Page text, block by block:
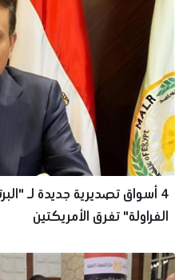
4 أسواق تصديرية جديدة لـ
الفراولة" تغرق الأمريكتين